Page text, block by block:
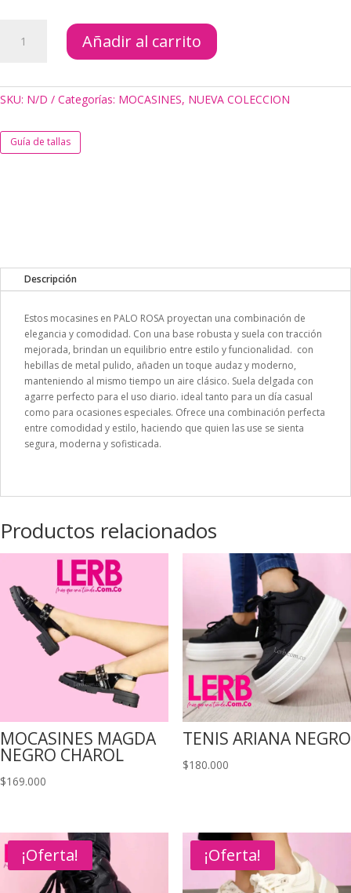
AMOR
cantidad
Añadir al carrito
SKU: N/D Categorías: MOCASINES, NUEVA COLECCION
Guía de tallas
Descripción
Estos mocasines en PALO ROSA proyectan una combinación de
elegancia y comodidad. Con una base robusta y suela con tracción
mejorada, brindan un equilibrio entre estilo y funcionalidad. con
hebillas de metal pulido, añaden un toque audaz y moderno,
manteniendo al mismo tiempo un aire clásico. Suela delgada con
agarre perfecto para el uso diario. ideal tanto para un día casual
como para ocasiones especiales. Ofrece una combinación perfecta
entre comodidad y estilo, haciendo que quien las use se sienta
segura, moderna y sofisticada.
Productos relacionados
MOCASINES MAGDA
NEGRO CHAROL
$169.000
TENIS ARIANA NEGRO
$180.000
¡Oferta! ¡Oferta!